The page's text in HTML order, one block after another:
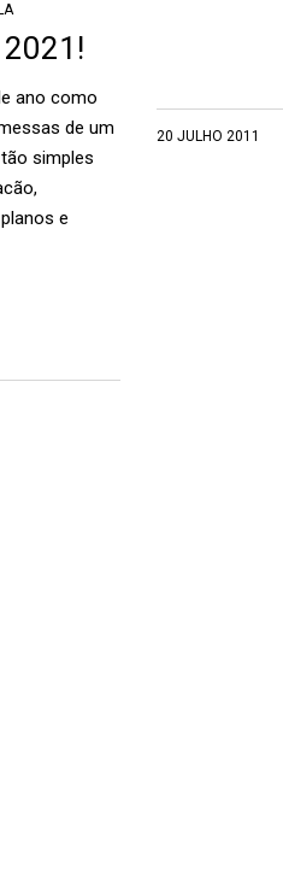
ano como
de um
simples
e
20 JULHO 2011